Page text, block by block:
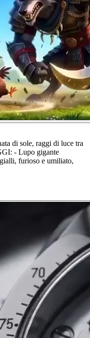
di sole, raggi di luce tra
- Lupo gigante
furioso e umiliato,